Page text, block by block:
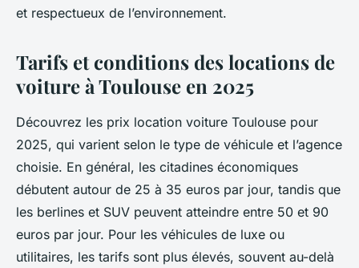
et respectueux de l’environnement.
Tarifs et conditions des locations de
voiture à Toulouse en 2025
Découvrez les prix location voiture Toulouse pour
2025, qui varient selon le type de véhicule et l’agence
choisie. En général, les citadines économiques
débutent autour de 25 à 35 euros par jour, tandis que
les berlines et SUV peuvent atteindre entre 50 et 90
euros par jour. Pour les véhicules de luxe ou
utilitaires, les tarifs sont plus élevés, souvent au-delà